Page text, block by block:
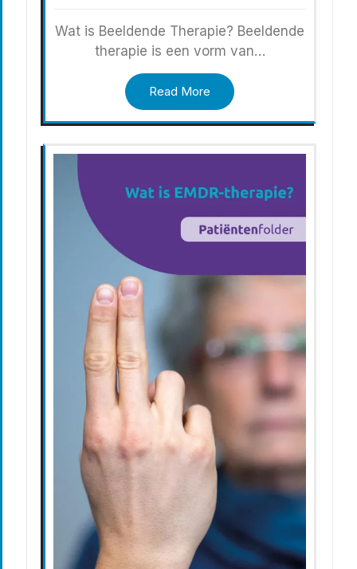
Wat is Beeldende Therapie? Beeldende
therapie is een vorm van…
Read More